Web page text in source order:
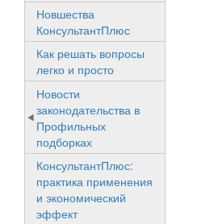
Новшества
КонсультантПлюс
Как решать вопросы
легко и просто
Новости
законодательства в
Профильных
подборках
КонсультантПлюс:
практика применения
и экономический
эффект